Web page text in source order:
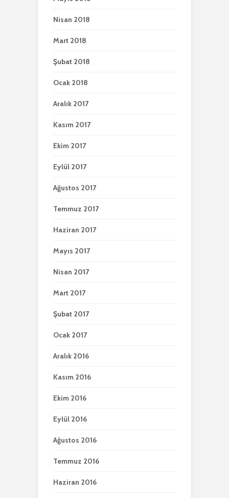
Nisan 2018
Mart 2018
Şubat 2018
Ocak 2018
Aralık 2017
Kasım 2017
Ekim 2017
Eylül 2017
Ağustos 2017
Temmuz 2017
Haziran 2017
Mayıs 2017
Nisan 2017
Mart 2017
Şubat 2017
Ocak 2017
Aralık 2016
Kasım 2016
Ekim 2016
Eylül 2016
Ağustos 2016
Temmuz 2016
Haziran 2016